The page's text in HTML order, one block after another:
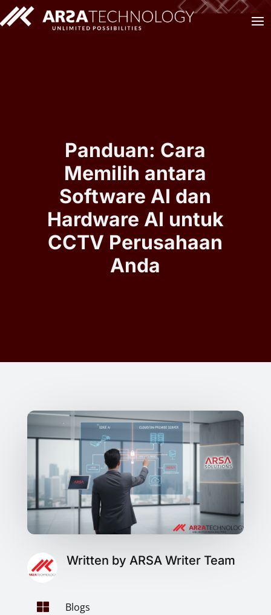
Panduan: Cara
Memilih antara
Software AI dan
Hardware AI untuk
CCTV Perusahaan
Anda
Written by ARSA Writer Team
 Blogs